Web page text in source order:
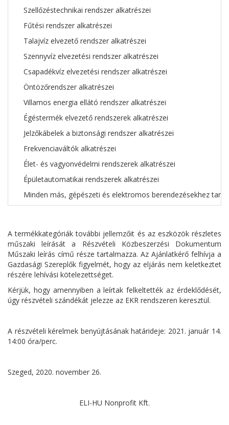
Szellőzéstechnikai rendszer alkatrészei
Fűtési rendszer alkatrészei
Talajvíz elvezető rendszer alkatrészei
Szennyvíz elvezetési rendszer alkatrészei
Csapadékvíz elvezetési rendszer alkatrészei
Öntözőrendszer alkatrészei
Villamos energia ellátó rendszer alkatrészei
Égéstermék elvezető rendszerek alkatrészei
Jelzőkábelek a biztonsági rendszer alkatrészei
Frekvenciaváltók alkatrészei
Élet- és vagyonvédelmi rendszerek alkatrészei
Épületautomatikai rendszerek alkatrészei
Minden más, gépészeti és elektromos berendezésekhez
A termékkategóriák további jellemzőit és az eszközök részletes
műszaki leírását a Részvételi Közbeszerzési Dokumentum
Műszaki leírás című része tartalmazza. Az Ajánlatkérő felhívja a
Gazdasági Szereplők figyelmét, hogy az eljárás nem keletkeztet
részére lehívási kötelezettséget.
Kérjük, hogy amennyiben a leírtak felkeltették az érdeklődését,
úgy részvételi szándékát jelezze az EKR rendszeren keresztül.
A részvételi kérelmek benyújtásának határideje: 2021. január 14.
14:00 óra/perc.
Szeged, 2020. november 26.
ELI-HU Nonprofit Kft.